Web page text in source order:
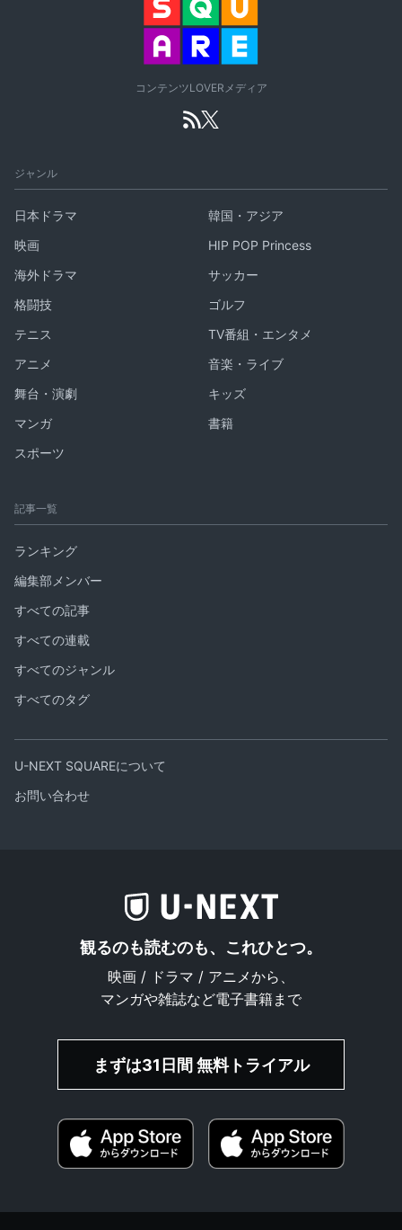
コンテンツLOVERメディア
ジャンル
日本ドラマ
韓国・アジア
映画
HIP POP Princess
海外ドラマ
サッカー
格闘技
ゴルフ
テニス
TV番組・エンタメ
アニメ
音楽・ライブ
舞台・演劇
キッズ
マンガ
書籍
スポーツ
記事一覧
ランキング
編集部メンバー
すべての記事
すべての連載
すべてのジャンル
すべてのタグ
U-NEXT SQUAREについて
お問い合わせ
観るのも読むのも、これひとつ。
映画 / ドラマ / アニメから、
マンガや雑誌など電子書籍まで
まずは31日間 無料トライアル